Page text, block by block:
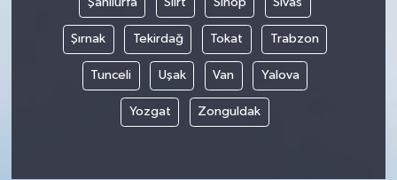
Şırnak Tekirdağ Tokat Trabzon
Tunceli Uşak Van Yalova
Yozgat Zonguldak